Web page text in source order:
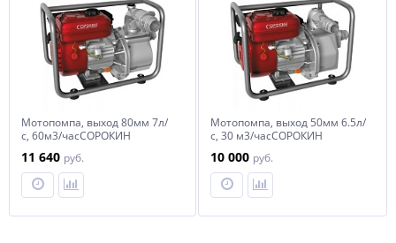
Мотопомпа, выход 80мм 7л/
с, 60м3/часСОРОКИН
11 640 руб.
Мотопомпа, выход 50мм 6.5л/
с, 30 м3/часСОРОКИН
10 000 руб.